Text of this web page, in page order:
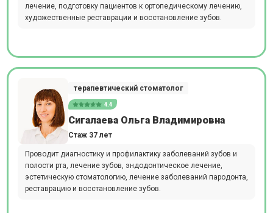
лечение, подготовку пациентов к ортопедическому лечению,
художественные реставрации и восстановление зубов.
терапевтический стоматолог
4.4
Сигалаева Ольга Владимировна
Стаж 37 лет
Проводит диагностику и профилактику заболеваний зубов и
полости рта, лечение зубов, эндодонтическое лечение,
эстетическую стоматологию, лечение заболеваний пародонта,
реставрацию и восстановление зубов.